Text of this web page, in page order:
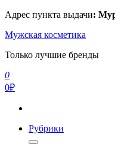
Перейти
содержимому
Адрес пункта выдачи:
Мужская косметика
Только лучшие бренды
0
0₽
Рубрики